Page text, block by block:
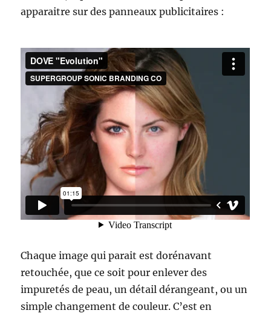
apparaitre sur des panneaux publicitaires :
Chaque image qui parait est dorénavant
retouchée, que ce soit pour enlever des
impuretés de peau, un détail dérangeant, ou un
simple changement de couleur. C’est en